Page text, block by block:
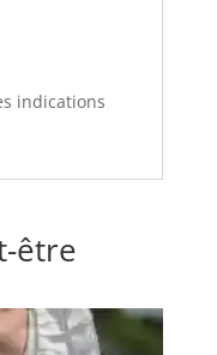
indications
être